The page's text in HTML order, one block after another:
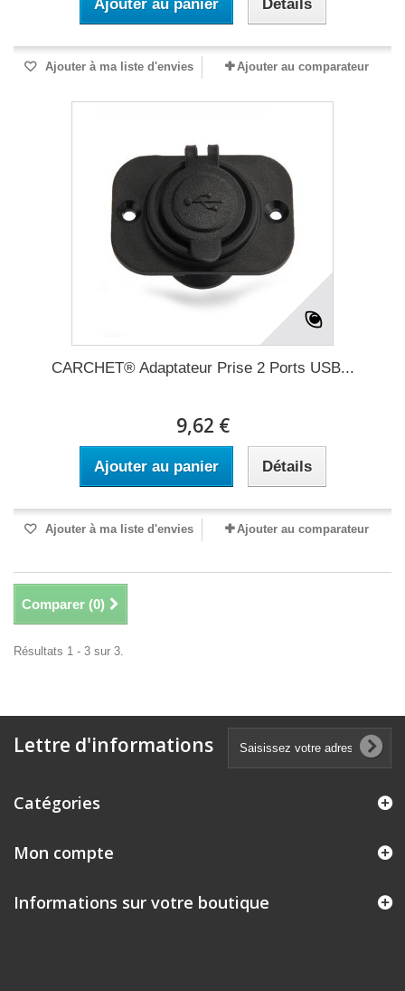
Ajouter au panier Détails
Ajouter à ma liste d'envies Ajouter au comparateur
CARCHET® Adaptateur Prise 2 Ports USB...
9,62 €
Ajouter au panier Détails
Ajouter à ma liste d'envies Ajouter au comparateur
Comparer (0)
Résultats 1 - 3 sur 3.
Lettre d'informations
Catégories
Mon compte
Informations sur votre boutique